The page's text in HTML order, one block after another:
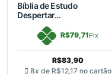
Bíblia de Estudo
Despertar...
R$79,71Pix
R$83,90
8x de R$12,17 no cartão